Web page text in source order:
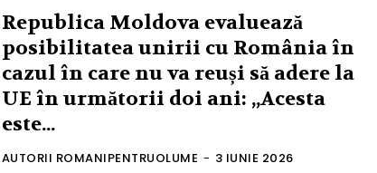
Republica Moldova evaluează
posibilitatea unirii cu România în
cazul în care nu va reuși să adere la
UE în următorii doi ani: „Acesta
este...
AUTORII ROMANIPENTRUOLUME - 3 IUNIE 2026